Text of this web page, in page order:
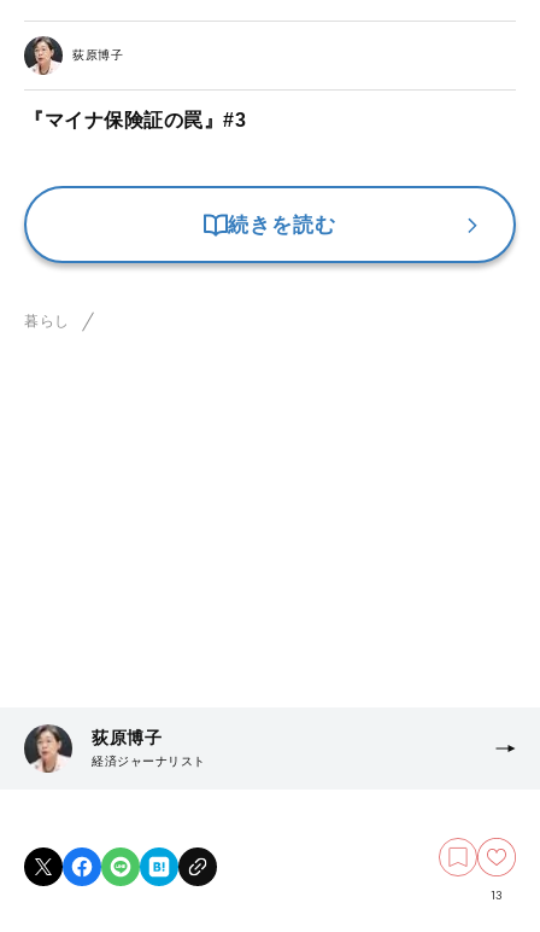
荻原博子
『マイナ保険証の罠』#3
続きを読む
暮らし
荻原博子
経済ジャーナリスト
13